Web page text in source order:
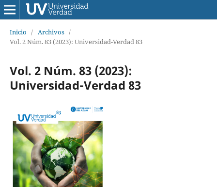
Inicio / Archivos /
Vol. 2 Núm. 83 (2023): Universidad-Verdad 83
Vol. 2 Núm. 83 (2023):
Universidad-Verdad 83